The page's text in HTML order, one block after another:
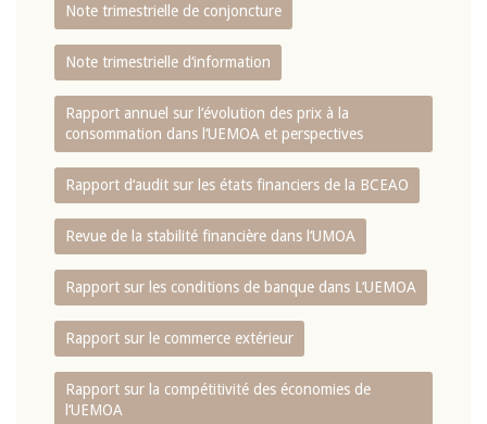
Note trimestrielle de conjoncture
Note trimestrielle d‘information
Rapport annuel sur l‘évolution des prix à la
consommation dans l‘UEMOA et perspectives
Rapport d‘audit sur les états financiers de la BCEAO
Revue de la stabilité financière dans l‘UMOA
Rapport sur les conditions de banque dans L‘UEMOA
Rapport sur le commerce extérieur
Rapport sur la compétitivité des économies de
l‘UEMOA